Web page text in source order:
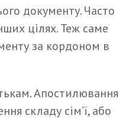
документу. Часто
цілях. Теж саме
за кордоном в
Апостилювання
складу сім’ї, або